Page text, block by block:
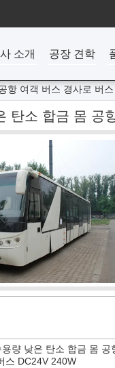
소개 공장 견학
항 여객 버스 경사로 버
탄소 합금 몸 공
용량 낮은 탄소 합금 몸 공
스 DC24V 240W